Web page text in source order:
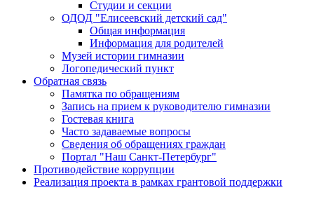
Студии и секции
ОДОД "Елисеевский детский сад"
Общая информация
Информация для родителей
Музей истории гимназии
Логопедический пункт
Обратная связь
Памятка по обращениям
Запись на прием к руководителю гимназии
Гостевая книга
Часто задаваемые вопросы
Сведения об обращениях граждан
Портал "Наш Санкт-Петербург"
Противодействие коррупции
Реализация проекта в рамках грантовой поддержки